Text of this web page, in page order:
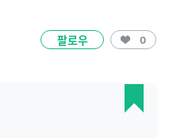
팔로우 0